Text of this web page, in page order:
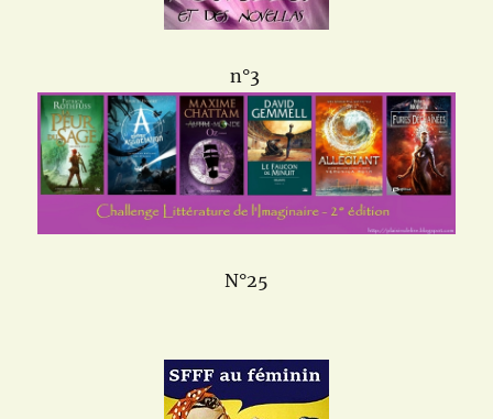
n°3
N°25